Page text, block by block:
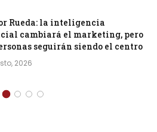
Rueda: la inteligencia
cambiará el marketing, pero
seguirán siendo el centro
2026